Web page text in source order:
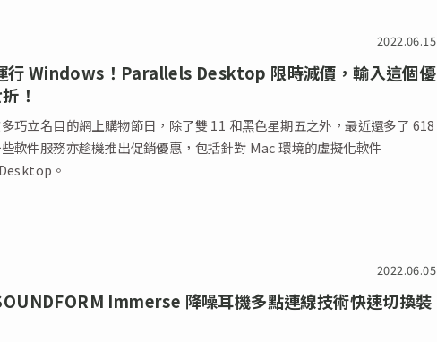
2022.06.15
行 Windows！Parallels Desktop 限時減價，輸入這個優
！
巧立名目的網上購物節日，除了雙 11 和黑色星期五之外，最近還多了 618
軟件服務亦趁機推出促銷優惠，包括針對 Mac 環境的虛擬化軟件
。
2022.06.05
Immerse 降噪耳機多點連線技術快速切換裝